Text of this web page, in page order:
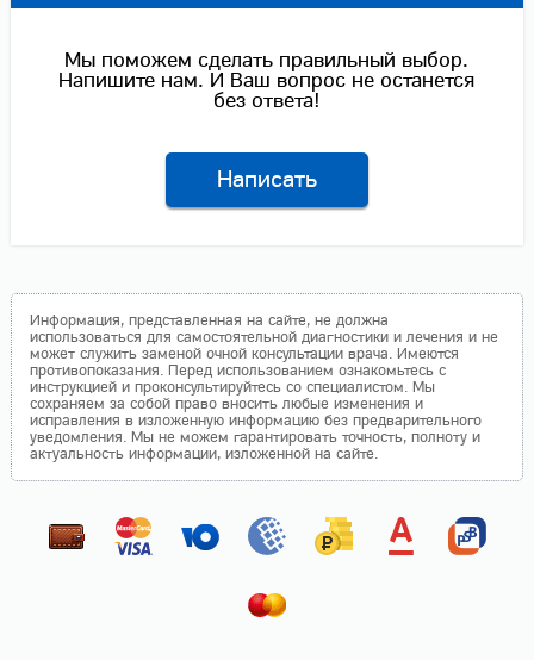
Мы поможем сделать правильный выбор.
Напишите нам. И Ваш вопрос не останется
без ответа!
Написать
Информация, представленная на сайте, не должна
использоваться для самостоятельной диагностики и лечения и не
может служить заменой очной консультации врача. Имеются
противопоказания. Перед использованием ознакомьтесь с
инструкцией и проконсультируйтесь со специалистом. Мы
сохраняем за собой право вносить любые изменения и
исправления в изложенную информацию без предварительного
уведомления. Мы не можем гарантировать точность, полноту и
актуальность информации, изложенной на сайте.